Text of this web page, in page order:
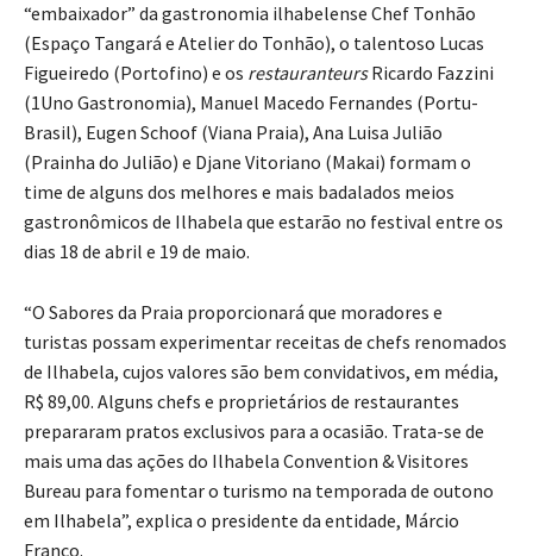
“embaixador” da gastronomia ilhabelense Chef Tonhão
(Espaço Tangará e Atelier do Tonhão), o talentoso Lucas
Figueiredo (Portofino) e os restauranteursRicardo Fazzini
(1Uno Gastronomia), Manuel Macedo Fernandes (Portu-
Brasil), Eugen Schoof (Viana Praia), Ana Luisa Julião
(Prainha do Julião) e Djane Vitoriano (Makai) formam o
time de alguns dos melhores e mais badalados meios
gastronômicos de Ilhabela que estarão no festival entre os
dias 18 de abril e 19 de maio.
“O Sabores da Praia proporcionará que moradores e
turistas possam experimentar receitas de chefs renomados
de Ilhabela, cujos valores são bem convidativos, em média,
R$ 89,00. Alguns chefs e proprietários de restaurantes
prepararam pratos exclusivos para a ocasião. Trata-se de
mais uma das ações do Ilhabela Convention & Visitores
Bureau para fomentar o turismo na temporada de outono
em Ilhabela”, explica o presidente da entidade, Márcio
Franco.